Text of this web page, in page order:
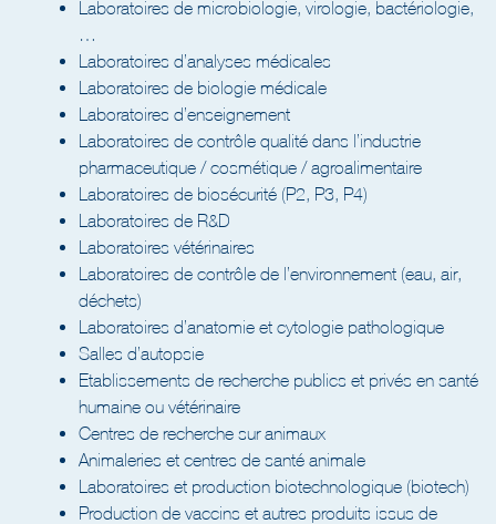
…
Laboratoires de biologie médicale
Laboratoires d’enseignement
Laboratoires de contrôle qualité dans l’industrie
pharmaceutique / cosmétique / agroalimentaire
Laboratoires de biosécurité (P2, P3, P4)
Laboratoires de R&D
Laboratoires vétérinaires
Laboratoires de contrôle de l’environnement (eau, air,
déchets)
Laboratoires d’anatomie et cytologie pathologique
Salles d’autopsie
Etablissements de recherche publics et privés en santé
humaine ou vétérinaire
Centres de recherche sur animaux
Animaleries et centres de santé animale
Laboratoires et production biotechnologique (biotech)
Production de vaccins et autres produits issus de
biotechnologies